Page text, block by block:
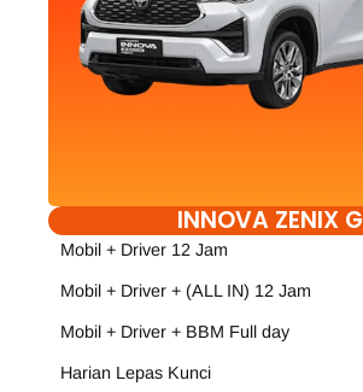
INNOVA ZENIX G
Mobil + Driver 12 Jam
Mobil + Driver + (ALL IN) 12 Jam
Mobil + Driver + BBM Full day
Harian Lepas Kunci